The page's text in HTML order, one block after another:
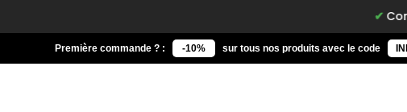
Première commande ? : -10% sur tous nos produits avec le code